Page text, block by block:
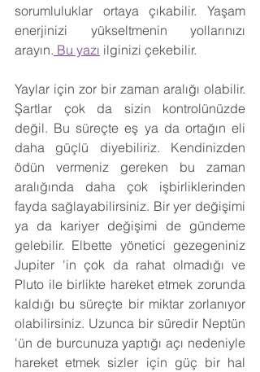
sorumluluklar ortaya çıkabilir. Yaşam
enerjinizi yükseltmenin yollarınızı
arayın. Bu yazı ilginizi çekebilir.
Yaylar için zor bir zaman aralığı olabilir.
Şartlar çok da sizin kontrolünüzde
değil. Bu süreçte eş ya da ortağın eli
daha güçlü diyebiliriz. Kendinizden
ödün vermeniz gereken bu zaman
aralığında daha çok işbirliklerinden
fayda sağlayabilirsiniz. Bir yer değişimi
ya da kariyer değişimi de gündeme
gelebilir. Elbette yönetici gezegeniniz
Jupiter 'in çok da rahat olmadığı ve
Pluto ile birlikte hareket etmek zorunda
kaldığı bu süreçte bir miktar zorlanıyor
olabilirsiniz. Uzunca bir süredir Neptün
'ün de burcunuza yaptığı açı nedeniyle
hareket etmek sizler için güç bir hal